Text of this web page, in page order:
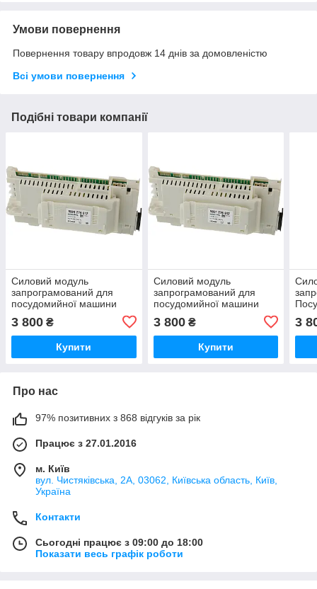
Умови повернення
Повернення товару впродовж 14 днів за домовленістю
Всі умови повернення
Подібні товари компанії
Силовий модуль
запрограмований для
посудомийної машини
3 800 ₴
Купити
Силовий модуль
запрограмований для
посудомийної машини
3 800₴
Купити
3
Про нас
97% позитивних з 868 відгуків за рік
Працює з 27.01.2016
м. Київ
вул. Чистяківська, 2А, 03062, Київська область, Київ,
Україна
Контакти
Сьогодні працює з 09:00 до 18:00
Показати весь графік роботи